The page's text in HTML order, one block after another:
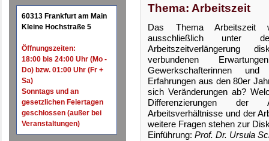
60313 Frankfurt am Main
Kleine Hochstraße 5
Öffnungszeiten:
18:00 bis 24:00 Uhr (Mo -
Do) bzw. 01:00 Uhr (Fr +
Sa)
Sonntags und an
gesetzlichen Feiertagen
geschlossen (außer bei
Veranstaltungen)
Thema: Arbeitszeit
Das Thema Arbeitszeit
ausschließlich unter
Arbeitszeitverlängerung
verbundenen
Gewerkschafterinnen
Erfahrungen aus den 80er
sich Veränderungen ab?
Differenzierungen der
Arbeitsverhältnisse und der
weitere Fragen stehen zur
Einführung:Prof. Dr. Ursula